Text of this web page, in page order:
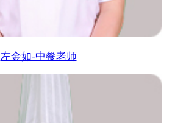
左金如-中餐老师